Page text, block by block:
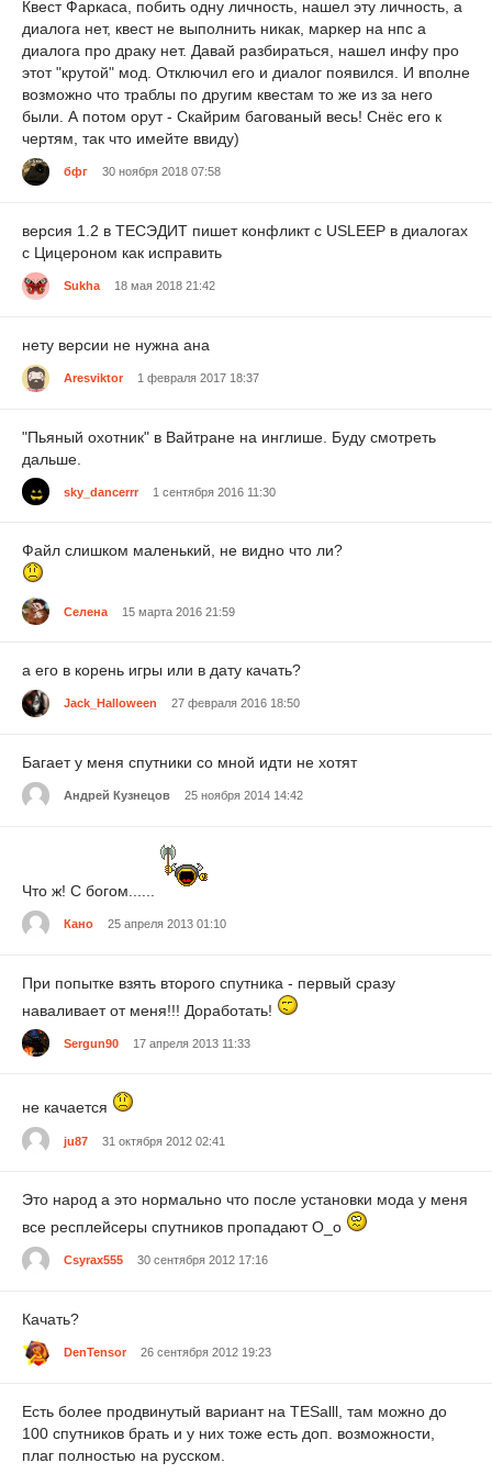
Квест Фаркаса, побить одну личность, нашел эту личность, а
диалога нет, квест не выполнить никак, маркер на нпс а
диалога про драку нет. Давай разбираться, нашел инфу про
этот "крутой" мод. Отключил его и диалог появился. И вполне
возможно что траблы по другим квестам то же из за него
были. А потом орут - Скайрим багованый весь! Снёс его к
чертям, так что имейте ввиду)
бфг 30 ноября 2018 07:58
версия 1.2 в ТЕСЭДИТ пишет конфликт с USLEEP в диалогах
с Цицероном как исправить
Sukha 18 мая 2018 21:42
нету версии не нужна ана
Aresviktor 1 февраля 2017 18:37
"Пьяный охотник" в Вайтране на инглише. Буду смотреть
дальше.
sky_dancerrr 1 сентября 2016 11:30
Файл слишком маленький, не видно что ли?
Селена 15 марта 2016 21:59
а его в корень игры или в дату качать?
Jack_Halloween 27 февраля 2016 18:50
Багает у меня спутники со мной идти не хотят
Андрей Кузнецов 25 ноября 2014 14:42
Что ж! С богом......
Кано 25 апреля 2013 01:10
При попытке взять второго спутника - первый сразу
наваливает от меня!!! Доработать!
Sergun90 17 апреля 2013 11:33
не качается
ju87 31 октября 2012 02:41
Это народ а это нормально что после установки мода у меня
все респлейсеры спутников пропадают O_o
Csyrax555 30 сентября 2012 17:16
Качать?
DenTensor 26 сентября 2012 19:23
Есть более продвинутый вариант на TESalll, там можно до
100 спутников брать и у них тоже есть доп. возможности,
плаг полностью на русском.